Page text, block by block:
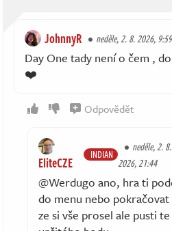
JohnnyR neděle, 2. 8. 2026, 9:59
Day One tady není o čem ,
❤️
Odpovědět
EliteCZE INDIAN
neděle, 2. 8.
2026, 21:44
@Werdugo ano, hra ti
do menu nebo
ze si vše prosel ale pusti